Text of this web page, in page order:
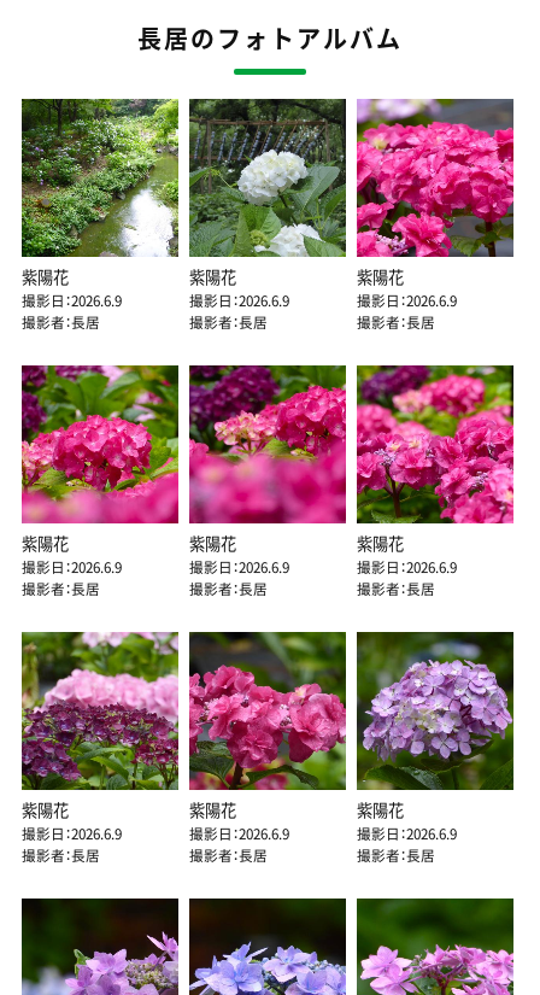
長居のフォトアルバム
紫陽花
撮影日：2026.6.9
撮影者：長居
紫陽花
撮影日：2026.6.9
撮影者：長居
紫陽花
撮影日：2026.6.9
撮影者：長居
紫陽花
撮影日：2026.6.9
撮影者：長居
紫陽花
撮影日：2026.6.9
撮影者：長居
紫陽花
撮影日：2026.6.9
撮影者：長居
紫陽花
撮影日：2026.6.9
撮影者：長居
紫陽花
撮影日：2026.6.9
撮影者：長居
紫陽花
撮影日：2026.6.9
撮影者：長居